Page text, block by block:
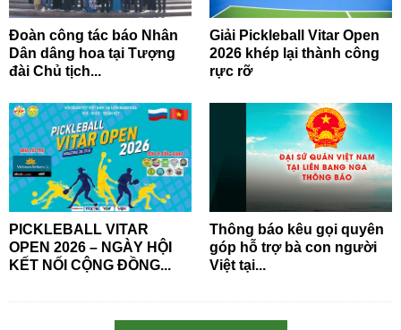
Đoàn công tác báo Nhân
Dân dâng hoa tại Tượng
đài Chủ tịch...
Giải Pickleball Vitar Open
2026 khép lại thành công
rực rỡ
PICKLEBALL VITAR
OPEN 2026 – NGÀY HỘI
KẾT NỐI CỘNG ĐỒNG...
Thông báo kêu gọi quyên
góp hỗ trợ bà con người
Việt tại...